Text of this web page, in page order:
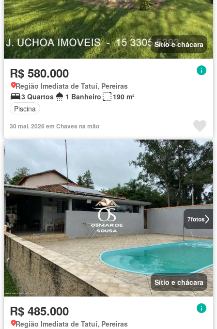
Sítio e chácara
R$ 580.000
Região Imediata de Tatuí, Pereiras
3 Quartos
1 Banheiro
190 m²
Piscina
30 mai. 2026 em Chaves na mão
7fotos
Sítio e chácara
R$ 485.000
Região Imediata de Tatuí, Pereiras